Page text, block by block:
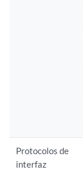
Protocolos de
interfaz